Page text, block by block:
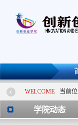
WELCOME 当前位
学院动态